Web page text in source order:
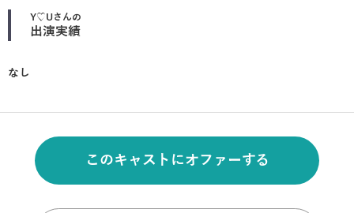
Y♡Uさんの
出演実績
なし
このキャストにオファーする